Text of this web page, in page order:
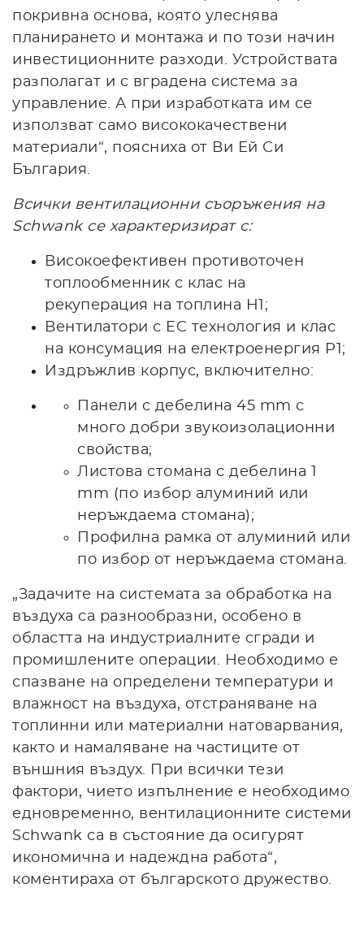
покривна основа, която улеснява
планирането и монтажа и по този начин
инвестиционните разходи. Устройствата
разполагат и с вградена система за
управление. А при изработката им се
използват само висококачествени
материали“, поясниха от Ви Ей Си
България.
Всички вентилационни съоръжения на
Schwank се характеризират с:
Високоефективен противоточен
топлообменник с клас на
рекуперация на топлина H1;
Вентилатори с EC технология и клас
на консумация на електроенергия P1;
Издръжлив корпус, включително:
Панели с дебелина 45 mm с
много добри звукоизолационни
свойства;
Листова стомана с дебелина 1
mm (по избор алуминий или
неръждаема стомана);
Профилна рамка от алуминий или
по избор от неръждаема стомана.
„Задачите на системата за обработка на
въздуха са разнообразни, особено в
областта на индустриалните сгради и
промишлените операции. Необходимо е
спазване на определени температури и
влажност на въздуха, отстраняване на
топлинни или материални натоварвания,
както и намаляване на частиците от
външния въздух. При всички тези
фактори, чието изпълнение е необходимо
едновременно, вентилационните системи
Schwank са в състояние да осигурят
икономична и надеждна работа“,
коментираха от българското дружество.